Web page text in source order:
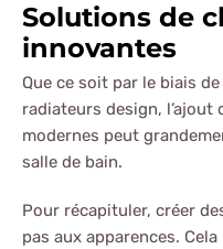
Solutions de
innovantes
Que ce soit par le biais
radiateurs design,
modernes peut
salle de bain.
Pour récapituler, créer
pas aux apparences.